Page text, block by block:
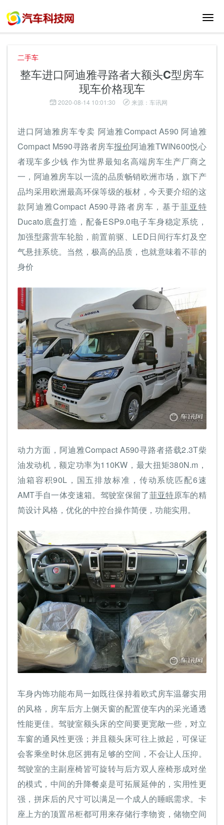
切
二手车
整车进口阿迪雅寻路者大额头C型房车
现车价格现车
2020-08-14 10:01:30 来源：车讯网
进口阿迪雅房车专卖 阿迪雅Compact A590 阿迪雅
Compact M590寻路者房车报价阿迪雅TWIN600悦心
者现车多少钱 作为世界最知名高端房车生产厂商之
一，阿迪雅房车以一流的品质畅销欧洲市场，旗下产
品均采用欧洲最高环保等级的板材，今天要介绍的这
款阿迪雅Compact A590寻路者房车，基于菲亚特
Ducato底盘打造，配备ESP9.0电子车身稳定系统，
加强型露营车轮胎，前置前驱、LED日间行车灯及空
气悬挂系统。当然，极高的品质，也就意味着不菲的
身价
动力方面，阿迪雅Compact A590寻路者搭载2.3T柴
油发动机，额定功率为110KW，最大扭矩380N.m，
油箱容积90L，国五排放标准，传动系统匹配6速
AMT手自一体变速箱。驾驶室保留了菲亚特原车的精
简设计风格，优化的中控台操作简便，功能实用。
车身内饰功能布局一如既往保持着欧式房车温馨实用
的风格，房车后方上侧天窗的配置使车内的采光通透
性能更佳。驾驶室额头床的空间要更宽敞一些，对立
车窗的通风性更强；并且额头床可往上掀起，可保证
会客乘坐时休息区拥有足够的空间，不会让人压抑。
驾驶室的主副座椅皆可旋转与后方双人座椅形成对坐
的模式，中间的升降餐桌是可拓展延伸的，实用性更
强，拼床后的尺寸可以满足一个成人的睡眠需求。卡
座上方的顶置吊柜都可用来存储行李物资，储物空间